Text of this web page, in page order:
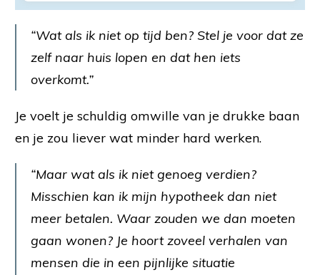
“Wat als ik niet op tijd ben? Stel je voor dat ze
zelf naar huis lopen en dat hen iets
overkomt.”
Je voelt je schuldig omwille van je drukke baan
en je zou liever wat minder hard werken.
“Maar wat als ik niet genoeg verdien?
Misschien kan ik mijn hypotheek dan niet
meer betalen. Waar zouden we dan moeten
gaan wonen? Je hoort zoveel verhalen van
mensen die in een pijnlijke situatie